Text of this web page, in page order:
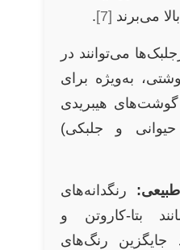
می‌برند [7]
.
می‌توانند در
به‌ویژه برای
هیبریدی
و جلبکی)
رنگدانه‌های
بتا-کاروتن و
جایگزین رنگ‌های